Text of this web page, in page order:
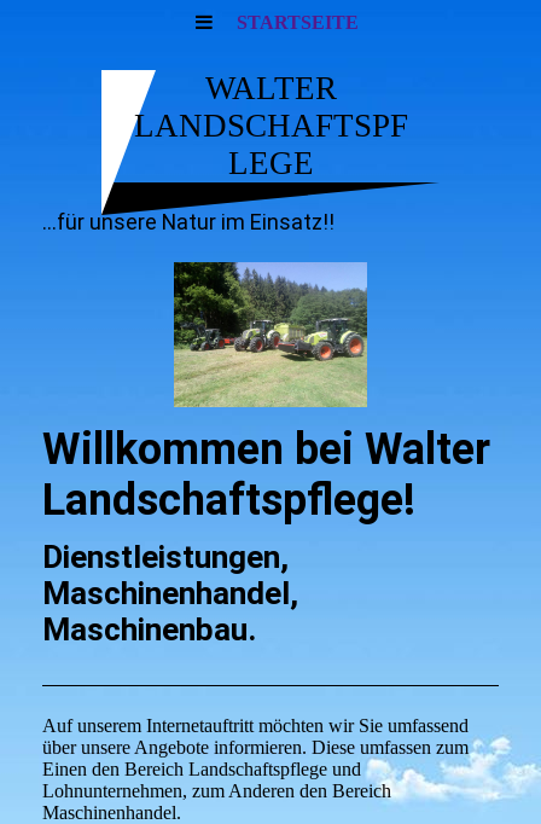
STARTSEITE
WALTER
LANDSCHAFTSPF
LEGE
...für unsere Natur im Einsatz!!
Willkommen bei Walter
Landschaftspflege!
Dienstleistungen,
Maschinenhandel,
Maschinenbau.
Auf unserem Internetauftritt möchten wir Sie umfassend
über unsere Angebote informieren. Diese umfassen zum
Einen den Bereich Landschaftspflege und
Lohnunternehmen, zum Anderen den Bereich
Maschinenhandel.